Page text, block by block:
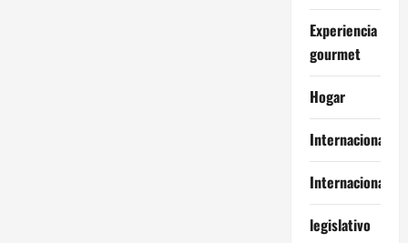
Experiencia
gourmet
Hogar
Internacional
Internacionales
legislativo